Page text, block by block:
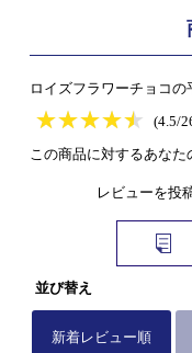
ロイズフラワーチョコの
★★★★★
★★★★★
(4.5/
この商品に対するあなた
レビューを投
並び替え
新着レビュー順